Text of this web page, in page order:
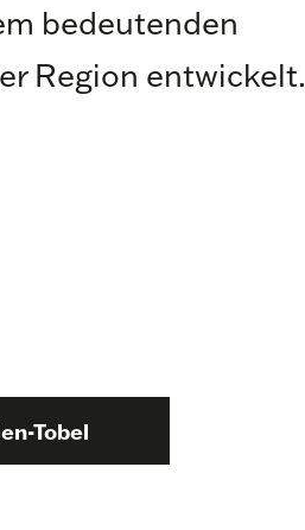
bedeutenden
Region entwickelt.
Tobel